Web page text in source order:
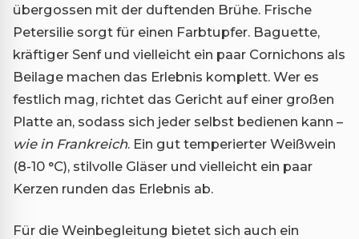
übergossen mit der duftenden Brühe. Frische
Petersilie sorgt für einen Farbtupfer. Baguette,
kräftiger Senf und vielleicht ein paar Cornichons als
Beilage machen das Erlebnis komplett. Wer es
festlich mag, richtet das Gericht auf einer großen
Platte an, sodass sich jeder selbst bedienen kann –
wie in Frankreich. Ein gut temperierter Weißwein
(8-10 °C), stilvolle Gläser und vielleicht ein paar
Kerzen runden das Erlebnis ab.
Für die Weinbegleitung bietet sich auch ein